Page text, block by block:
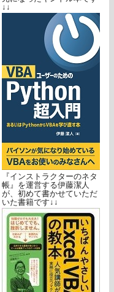
↓↓
『インストラクターのネタ
帳』を運営する伊藤潔人
が、初めて書かせていただ
いた書籍です↓↓